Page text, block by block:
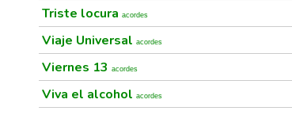
Triste locura acordes
Viaje Universal acordes
Viernes 13 acordes
Viva el alcohol acordes